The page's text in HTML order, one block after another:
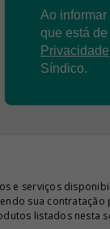
Ao
que está
Privacidade
Síndico.
e serviços
sua
listados nesta